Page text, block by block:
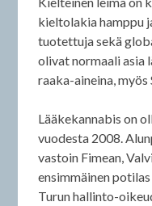
kieltolakia hamppu
tuotettuja sekä
olivat normaali asia
raaka-aineina, myös
Lääkekannabis on
vuodesta 2008.
vastoin Fimean,
ensimmäinen
Turun hallinto-